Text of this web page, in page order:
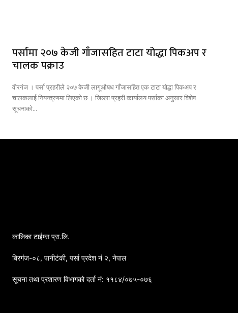
पर्सामा २०७ केजी गाँजासहित टाटा योद्धा पिकअप र
चालक पक्राउ
वीरगंज । पर्सा प्रहरीले २०७ केजी लागूऔषध गाँजासहित एक टाटा योद्धा पिकअप र
चालकलाई नियन्त्रणमा लिएको छ । जिल्ला प्रहरी कार्यालय पर्साका अनुसार विशेष
सूचनाको...
कालिका टाईम्स प्रा.लि.
बिरगंज-०८, पानीटंकी, पर्सा प्रदेश नं २, नेपाल
सूचना तथा प्रशारण विभागको दर्ता नं: ११८४/०७५-०७६